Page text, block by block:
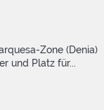
Zone (Denia)
und Platz für...